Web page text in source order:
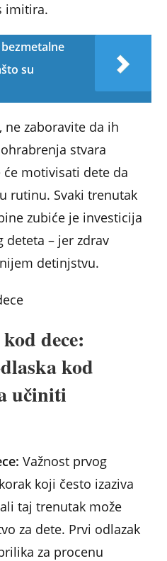
imitira.
su
ne zaboravite da ih
stvara
motivisati dete da
rutinu. Svaki trenutak
zubiće je investicija
deteta – jer zdrav
detinjstvu.
dece:
kod
učiniti
Važnost prvog
koji često izaziva
taj trenutak može
za dete. Prvi odlazak
za procenu